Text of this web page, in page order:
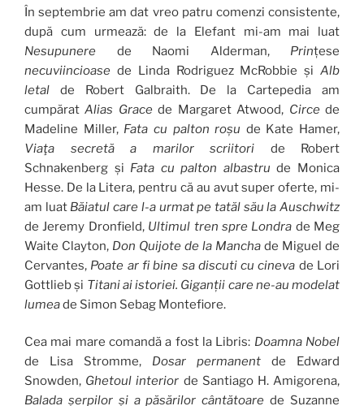
În septembrie am dat vreo patru comenzi consistente,
după cum urmează: de la Elefant mi-am mai luat
Nesupunere de Naomi Alderman, Prințese
necuviincioase de Linda Rodriguez McRobbie și Alb
letal de Robert Galbraith. De la Cartepedia am
cumpăratAlias Gracede Margaret Atwood, Circede
Madeline Miller, Fata cu palton roșu de Kate Hamer,
Viaţa secretă a marilor scriitori de Robert
Schnakenberg și Fata cu palton albastru de Monica
Hesse. De la Litera, pentru că au avut super oferte, mi-
am luat Băiatul care l-a urmat pe tatăl său la Auschwitz
de Jeremy Dronfield, Ultimul tren spre Londra de Meg
Waite Clayton, Don Quijote de la Mancha de Miguel de
Cervantes, Poate ar fi bine sa discuti cu cineva de Lori
Gottlieb și Titani ai istoriei. Giganții care ne-au modelat
lumeade Simon Sebag Montefiore.
Cea mai mare comandă a fost la Libris: Doamna Nobel
de Lisa Stromme, Dosar permanent de Edward
Snowden, Ghetoul interior de Santiago H. Amigorena,
Balada șerpilor și a păsărilor cântătoare de Suzanne